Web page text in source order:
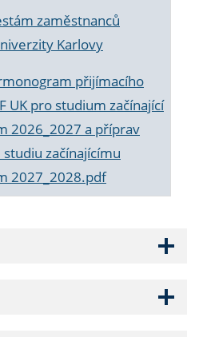
zaměstnanců
Karlovy
přijímacího
UK pro studium začínající
2026_2027 a příprav
začínajícímu
2027_2028.pdf